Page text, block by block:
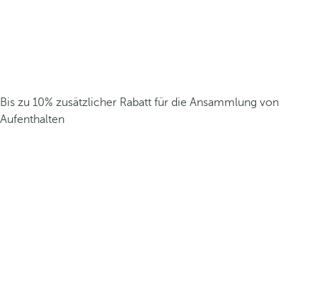
Bis zu 10% zusätzlicher Rabatt für die Ansammlung von
Aufenthalten